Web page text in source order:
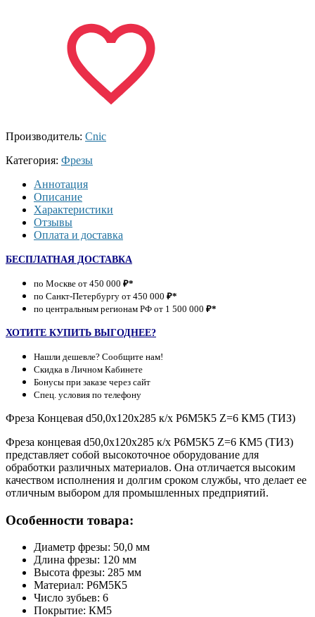
Производитель: Cnic
Категория: Фрезы
Аннотация
Описание
Характеристики
Отзывы
Оплата и доставка
БЕСПЛАТНАЯ ДОСТАВКА
по Москве от 450 000 ₽*
по Санкт-Петербургу от 450 000 ₽*
по центральным регионам РФ от 1 500 000 ₽*
ХОТИТЕ КУПИТЬ ВЫГОДНЕЕ?
Нашли дешевле? Сообщите нам!
Скидка в Личном Кабинете
Бонусы при заказе через сайт
Спец. условия по телефону
Фреза Концевая d50,0х120х285 к/х Р6М5К5 Z=6 КМ5 (ТИЗ)
Фреза концевая d50,0х120х285 к/х Р6М5К5 Z=6 КМ5 (ТИЗ)
представляет собой высокоточное оборудование для
обработки различных материалов. Она отличается высоким
качеством исполнения и долгим сроком службы, что делает ее
отличным выбором для промышленных предприятий.
Особенности товара:
Диаметр фрезы: 50,0 мм
Длина фрезы: 120 мм
Высота фрезы: 285 мм
Материал: Р6М5К5
Число зубьев: 6
Покрытие: КМ5